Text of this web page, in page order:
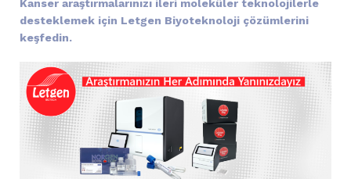
Kanser araştırmalarınızı ileri moleküler teknolojilerle
desteklemek için Letgen Biyoteknoloji çözümlerini
keşfedin.